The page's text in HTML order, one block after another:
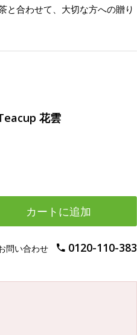
と合わせて、大切な方への贈り
花雲
カートに追加
問い合わせ 0120-110-383